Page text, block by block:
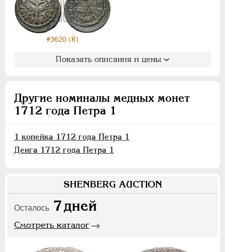
#3620 (R)
Показать описания и цены
Другие номиналы медных монет
1712 года Петра 1
1 копейка 1712 года Петра 1
Денга 1712 года Петра 1
SHENBERG AUCTION
Осталось 7дней
Смотреть каталог